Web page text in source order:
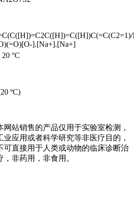
].[Na+].[Na+]
°C
ºC)
网站销售的产品仅用于实验室检测，
业应用或者科学研究等非医疗目的，
可直接用于人类或动物的临床诊断治
，非药用，非食用。